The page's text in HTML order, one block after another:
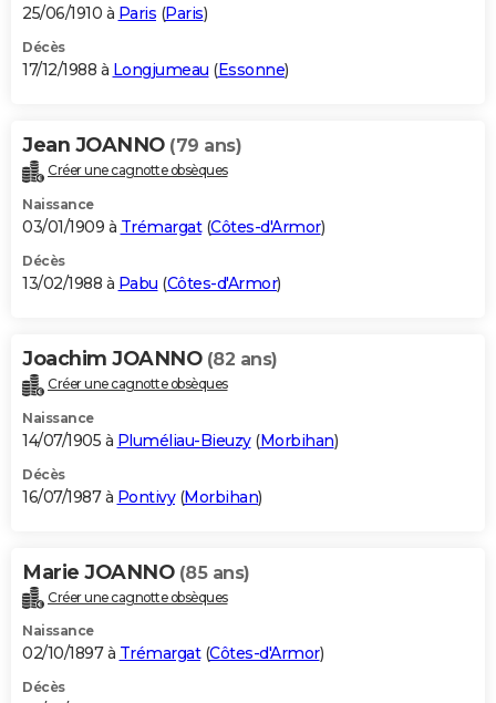
25/06/1910 à Paris (Paris)
Décès
17/12/1988 à Longjumeau (Essonne)
Jean JOANNO (79 ans)
Créer une cagnotte obsèques
Naissance
03/01/1909 à Trémargat(Côtes-d'Armor)
Décès
13/02/1988 à Pabu (Côtes-d'Armor)
Joachim JOANNO (82 ans)
Créer une cagnotte obsèques
Naissance
14/07/1905 à Pluméliau-Bieuzy(Morbihan)
Décès
16/07/1987 à Pontivy(Morbihan)
Marie JOANNO (85 ans)
Créer une cagnotte obsèques
Naissance
02/10/1897 à Trémargat(Côtes-d'Armor)
Décès